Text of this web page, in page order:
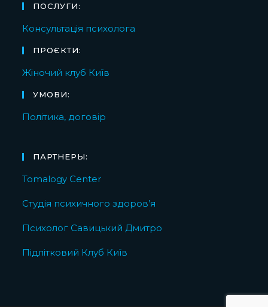
ПОСЛУГИ:
Консультація психолога
ПРОЄКТИ:
Жіночий клуб Київ
УМОВИ:
Політика, договір
ПАРТНЕРЫ:
Tomalogy Center
Студія психичного здоров’я
Психолог Савицький Дмитро
Підлітковий Клуб Київ